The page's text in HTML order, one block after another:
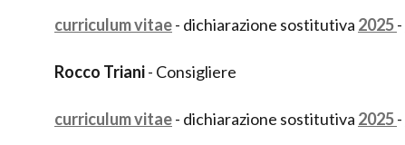
curriculum vitae- dichiarazione sostitutiva 2025-
Rocco Triani- Consigliere
curriculum vitae- dichiarazione sostitutiva 2025-